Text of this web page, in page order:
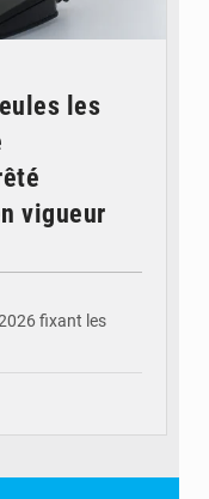
les
vigueur
fixant les